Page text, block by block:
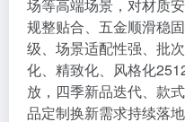
场等高端场景，对材质
规整贴合、五金顺滑稳
级、场景适配性强、批
化、精致化、风格化
放，四季新品迭代、款
品定制换新需求持续落